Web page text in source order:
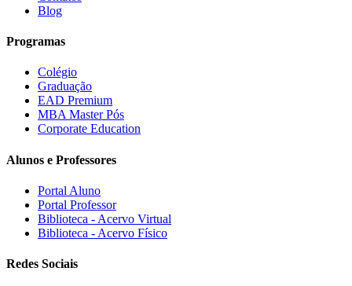
Blog
Programas
Colégio
Graduação
EAD Premium
MBA Master Pós
Corporate Education
Alunos e Professores
Portal Aluno
Portal Professor
Biblioteca - Acervo Virtual
Biblioteca - Acervo Físico
Redes Sociais